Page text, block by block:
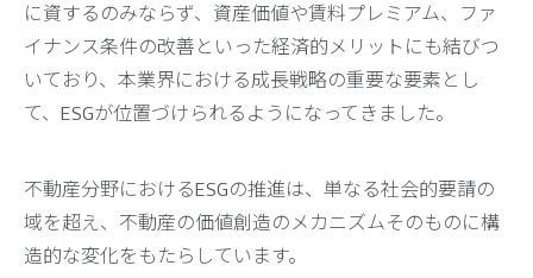
に資するのみならず、資産価値や賃料プレミアム、ファ
イナンス条件の改善といった経済的メリットにも結びつ
いており、本業界における成長戦略の重要な要素とし
て、ESGが位置づけられるようになってきました。
不動産分野におけるESGの推進は、単なる社会的要請の
域を超え、不動産の価値創造のメカニズムそのものに構
造的な変化をもたらしています。